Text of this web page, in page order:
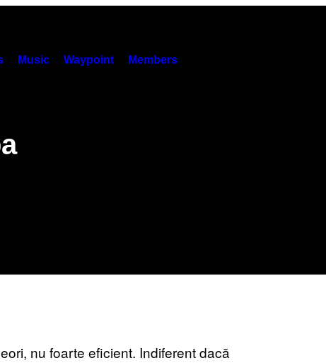
Music Waypoint Members
nu foarte eficient. Indiferent dacă